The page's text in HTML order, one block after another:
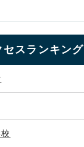
セスランキング